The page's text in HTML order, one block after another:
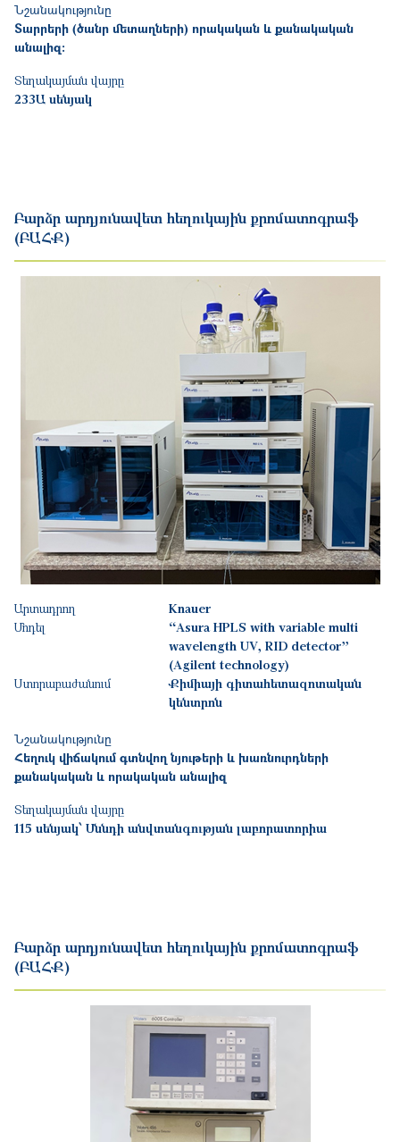
Նշանակությունը
Տարրերի (ծանր մետաղների) որակական և քանակական
անալիզ:
Տեղակայման վայրը
233Ա սենյակ
Բարձր արդյունավետ հեղուկային քրոմատոգրաֆ
(ԲԱՀՔ)
Արտադրող
Knauer
Մոդել
“Asura HPLS with variable multi
wavelength UV, RID detector”
(Agilent technology)
Ստորաբաժանում
Քիմիայի գիտահետազոտական
կենտրոն
Նշանակությունը
Հեղուկ վիճակում գտնվող նյութերի և խառնուրդների
քանակական և որակական անալիզ
Տեղակայման վայրը
115 սենյակ՝ Սննդի անվտանգության լաբորատորիա
Բարձր արդյունավետ հեղուկային քրոմատոգրաֆ
(ԲԱՀՔ)